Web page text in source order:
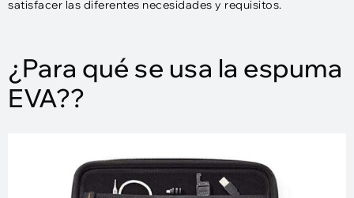
satisfacer las diferentes necesidades y requisitos.
¿Para qué se usa la espuma
EVA??